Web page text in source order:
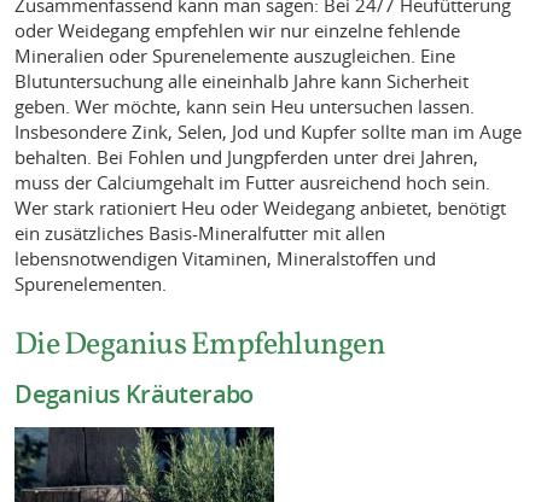
Zusammenfassend kann man sagen: Bei 24/7 Heufütterung
oder Weidegang empfehlen wir nur einzelne fehlende
Mineralien oder Spurenelemente auszugleichen. Eine
Blutuntersuchung alle eineinhalb Jahre kann Sicherheit
geben. Wer möchte, kann sein Heu untersuchen lassen.
Insbesondere Zink, Selen, Jod und Kupfer sollte man im Auge
behalten. Bei Fohlen und Jungpferden unter drei Jahren,
muss der Calciumgehalt im Futter ausreichend hoch sein.
Wer stark rationiert Heu oder Weidegang anbietet, benötigt
ein zusätzliches Basis-Mineralfutter mit allen
lebensnotwendigen Vitaminen, Mineralstoffen und
Spurenelementen.
Die Deganius Empfehlungen
Deganius Kräuterabo